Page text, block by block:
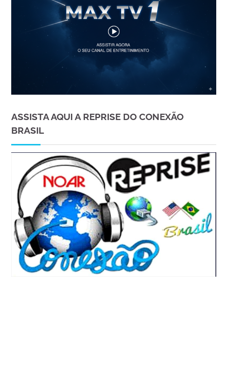
ASSISTA AQUI A REPRISE DO CONEXÃO
BRASIL